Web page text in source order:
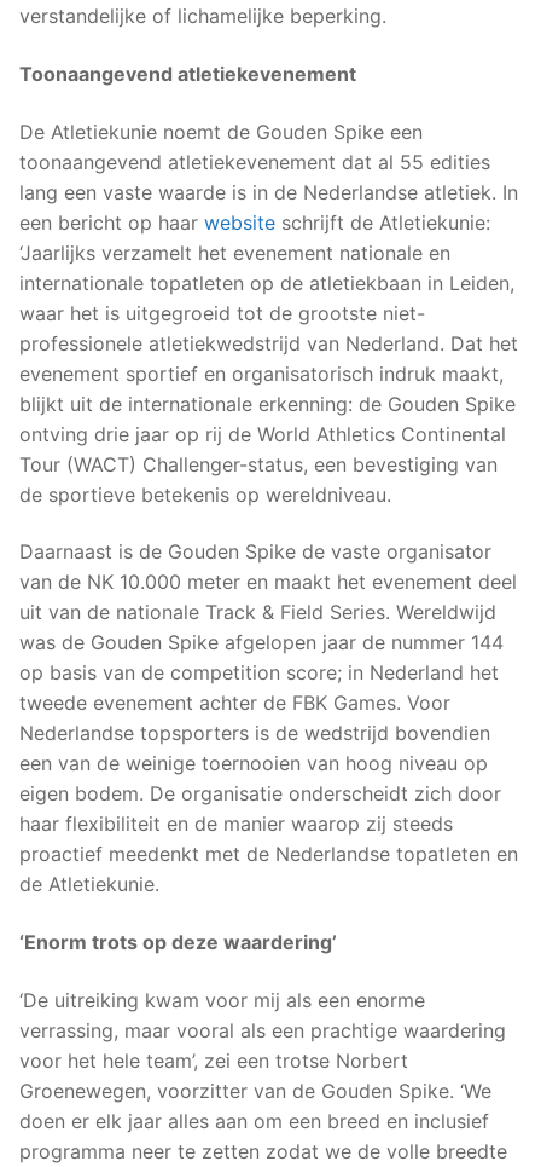
verstandelijke of lichamelijke beperking.
Toonaangevend atletiekevenement
De Atletiekunie noemt de Gouden Spike een
toonaangevend atletiekevenement dat al 55 edities
lang een vaste waarde is in de Nederlandse atletiek. In
een bericht op haar website schrijft de Atletiekunie:
‘Jaarlijks verzamelt het evenement nationale en
internationale topatleten op de atletiekbaan in Leiden,
waar het is uitgegroeid tot de grootste niet-
professionele atletiekwedstrijd van Nederland. Dat het
evenement sportief en organisatorisch indruk maakt,
blijkt uit de internationale erkenning: de Gouden Spike
ontving drie jaar op rij de World Athletics Continental
Tour (WACT) Challenger-status, een bevestiging van
de sportieve betekenis op wereldniveau.
Daarnaast is de Gouden Spike de vaste organisator
van de NK 10.000 meter en maakt het evenement deel
uit van de nationale Track & Field Series. Wereldwijd
was de Gouden Spike afgelopen jaar de nummer 144
op basis van de competition score; in Nederland het
tweede evenement achter de FBK Games. Voor
Nederlandse topsporters is de wedstrijd bovendien
een van de weinige toernooien van hoog niveau op
eigen bodem. De organisatie onderscheidt zich door
haar flexibiliteit en de manier waarop zij steeds
proactief meedenkt met de Nederlandse topatleten en
de Atletiekunie.
‘Enorm trots op deze waardering’
‘De uitreiking kwam voor mij als een enorme
verrassing, maar vooral als een prachtige waardering
voor het hele team’, zei een trotse Norbert
Groenewegen, voorzitter van de Gouden Spike. ‘We
doen er elk jaar alles aan om een breed en inclusief
programma neer te zetten zodat we de volle breedte